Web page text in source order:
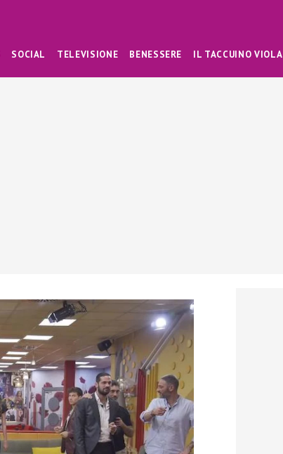
SOCIAL TELEVISIONE BENESSERE IL TACCUINO VIOLA